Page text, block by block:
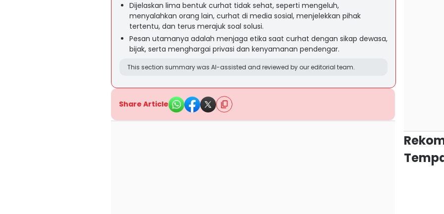
Dijelaskan lima bentuk curhat tidak sehat, seperti mengeluh,
menyalahkan orang lain, curhat di media sosial, menjelekkan pihak
tertentu, dan terus merajuk soal solusi.
Pesan utamanya adalah menjaga etika saat curhat dengan sikap dewasa,
bijak, serta menghargai privasi dan kenyamanan pendengar.
This section summary was AI-assisted and reviewed by our editorial team.
Share Article